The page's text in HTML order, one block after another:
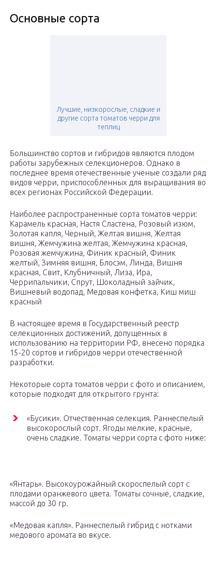
Основные сорта
Лучшие, низкорослые, сладкие и
другие сорта томатов черри для
теплиц
Большинство сортов и гибридов являются плодом
работы зарубежных селекционеров. Однако в
последнее время отечественные ученые создали ряд
видов черри, приспособленных для выращивания во
всех регионах Российской Федерации.
Наиболее распространенные сорта томатов черри:
Карамель красная, Настя Сластена, Розовый изюм,
Золотая капля, Черный, Желтая вишня, Желтая
вишня, Жемчужина желтая, Жемчужина красная,
Розовая жемчужина, Финик красный, Финик
желтый, Зимняя вишня, Блосэм, Линда, Вишня
красная, Свит, Клубничный, Лиза, Ира,
Черрипальчики, Спрут, Шоколадный зайчик,
Вишневый водопад, Медовая конфетка, Киш миш
красный
В настоящее время в Государственный реестр
селекционных достижений, допущенных в
использованию на территории РФ, внесено порядка
15-20 сортов и гибридов черри отечественной
разработки.
Некоторые сорта томатов черри с фото и описанием,
которые подходят для открытого грунта:
«Бусики». Отчественная селекция. Раннеспелый
высокорослый сорт. Ягоды мелкие, красные,
очень сладкие. Томаты черри сорта с фото ниже:
«Янтарь». Высокоурожайный скороспелый сорт с
плодами оранжевого цвета. Томаты сочные, сладкие,
массой до 30 гр.
«Медовая капля». Раннеспелый гибрид с нотками
медового аромата во вкусе.